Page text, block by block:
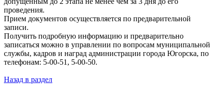
проведения.
Прием документов осуществляется по предварительной
записи.
Получить подробную информацию и предварительно
записаться можно в управлении по вопросам муниципальной
службы, кадров и наград администрации города Югорска, по
телефонам: 5-00-51, 5-00-50.
Назад в раздел